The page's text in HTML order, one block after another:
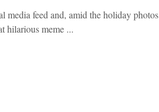
media feed and, amid the holiday photos
hilarious meme ...